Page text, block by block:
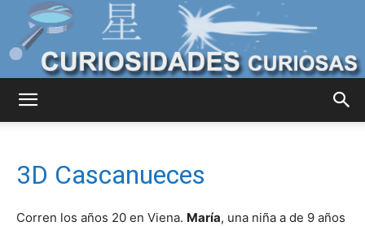
Curiosas
3D Cascanueces
Corren los años 20 en Viena. María, una niña a de 9 años